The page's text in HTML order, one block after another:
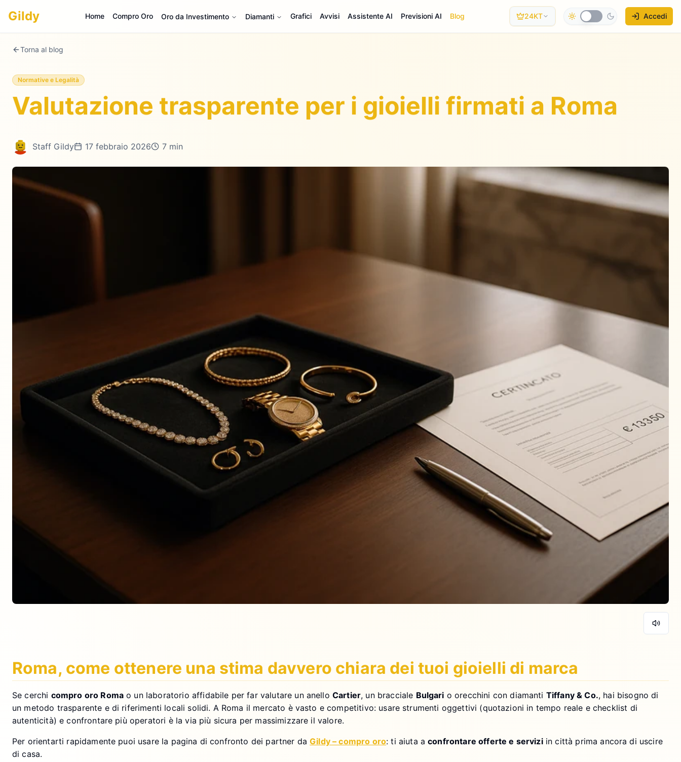
Gildy Home Compro Oro Oro da Investimento Diamanti Grafici Avvisi Assistente AI Previsioni AI Blog 24KT Accedi
Torna al blog
Normative e Legalità
Valutazione trasparente per i gioielli firmati a Roma
Staff Gildy 17 febbraio 2026 7 min
Roma, come ottenere una stima davvero chiara dei tuoi gioielli di marca
Se cerchi compro oro Roma o un laboratorio affidabile per far valutare un anello Cartier, un bracciale Bulgari o orecchini con diamanti Tiffany & Co., hai bisogno di
un metodo trasparente e di riferimenti locali solidi. A Roma il mercato è vasto e competitivo: usare strumenti oggettivi (quotazioni in tempo reale e checklist di
autenticità) e confrontare più operatori è la via più sicura per massimizzare il valore.
Per orientarti rapidamente puoi usare la pagina di confronto dei partner daGildy – compro oro: ti aiuta aconfrontare offerte e serviziin città prima ancora di uscire
di casa.